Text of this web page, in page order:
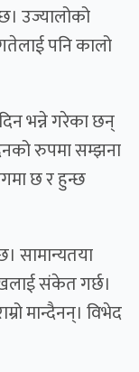
उज्यालोको
पनि कालो
भन्ने गरेका छन्
रुपमा सम्झना
छ र हुन्छ
सामान्यतया
संकेत गर्छ।
मान्दैनन्। विभेद